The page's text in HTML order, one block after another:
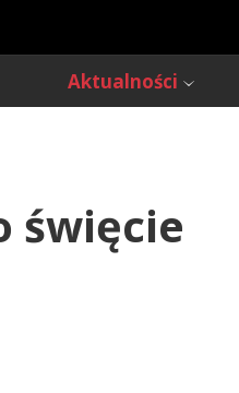
Aktualności
święcie